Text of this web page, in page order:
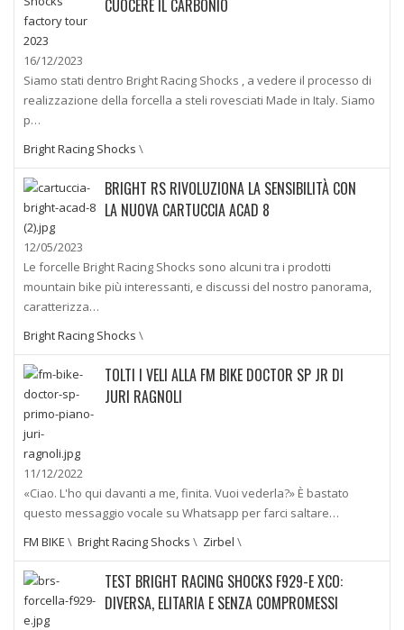
CUOCERE IL CARBONIO
16/12/2023
Siamo stati dentro Bright Racing Shocks , a vedere il processo di
realizzazione della forcella a steli rovesciati Made in Italy. Siamo
p…
Bright Racing Shocks \
BRIGHT RS RIVOLUZIONA LA SENSIBILITÀ CON
LA NUOVA CARTUCCIA ACAD 8
12/05/2023
Le forcelle Bright Racing Shocks sono alcuni tra i prodotti
mountain bike più interessanti, e discussi del nostro panorama,
caratterizza…
Bright Racing Shocks \
TOLTI I VELI ALLA FM BIKE DOCTOR SP JR DI
JURI RAGNOLI
11/12/2022
«Ciao. L'ho qui davanti a me, finita. Vuoi vederla?» È bastato
questo messaggio vocale su Whatsapp per farci saltare…
FM BIKE \ Bright Racing Shocks \ Zirbel \
TEST BRIGHT RACING SHOCKS F929-E XCO:
DIVERSA, ELITARIA E SENZA COMPROMESSI